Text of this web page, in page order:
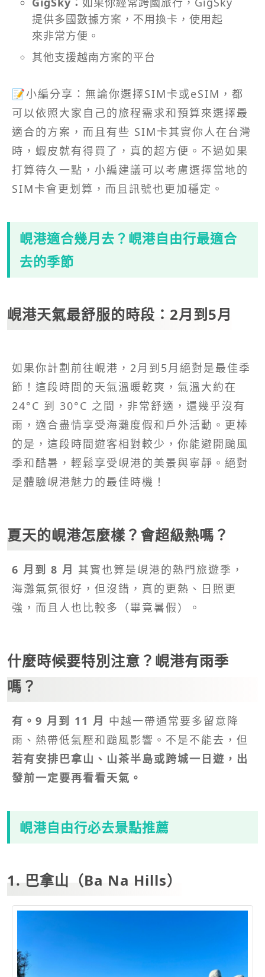
提供多國數據方案，不用換卡，使用起
來非常方便。
其他支援越南方案的平台
📝小編分享：無論你選擇SIM卡或eSIM，都
可以依照大家自己的旅程需求和預算來選擇最
適合的方案，而且有些 SIM卡其實你人在台灣
時，蝦皮就有得買了，真的超方便。不過如果
打算待久一點，小編建議可以考慮選擇當地的
SIM卡會更划算，而且訊號也更加穩定。
峴港適合幾月去？峴港自由行最適合
去的季節
峴港天氣最舒服的時段：2月到5月
如果你計劃前往峴港，2月到5月絕對是最佳季
節！這段時間的天氣溫暖乾爽，氣溫大約在
24°C 到 30°C 之間，非常舒適，還幾乎沒有
雨，適合盡情享受海灘度假和戶外活動。更棒
的是，這段時間遊客相對較少，你能避開颱風
季和酷暑，輕鬆享受峴港的美景與寧靜。絕對
是體驗峴港魅力的最佳時機！
夏天的峴港怎麼樣？會超級熱嗎？
6 月到 8 月 其實也算是峴港的熱門旅遊季，
海灘氣氛很好，但沒錯，真的更熱、日照更
強，而且人也比較多（畢竟暑假）。
什麼時候要特別注意？峴港有雨季
嗎？
有。9 月到 11 月 中越一帶通常要多留意降
雨、熱帶低氣壓和颱風影響。不是不能去，但
若有安排巴拿山、山茶半島或跨城一日遊，出
發前一定要再看看天氣。
峴港自由行必去景點推薦
1. 巴拿山（Ba Na Hills）